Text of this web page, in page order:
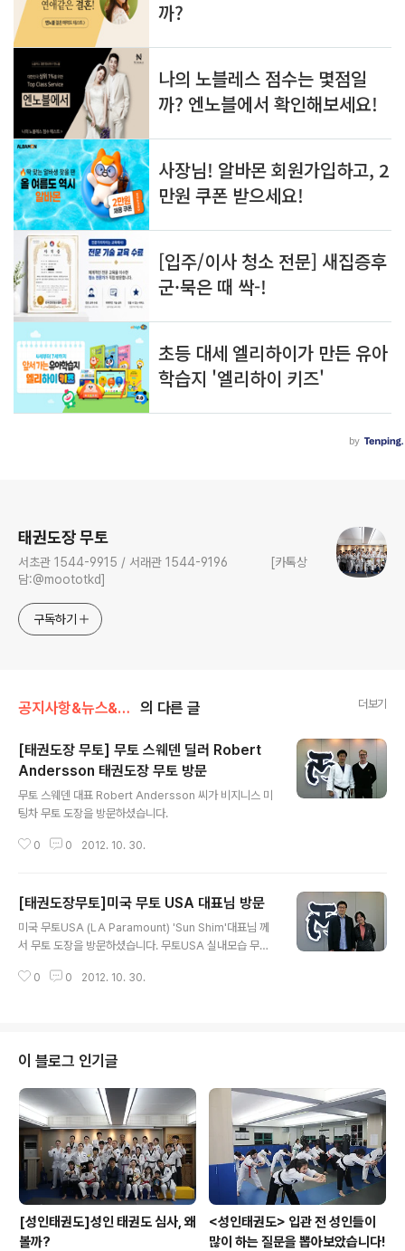
태권도장 무토
서초관 1544-9915 / 서래관 1544-9196 [카톡상
담:@moototkd]
구독하기
공지사항&뉴스&행사/무토에 방문한 손님 의 다른 글 더보기
[태권도장 무토] 무토 스웨덴 딜러 Robert
Andersson 태권도장 무토 방문
무토 스웨덴 대표 Robert Andersson 씨가 비지니스 미
팅차 무토 도장을 방문하셨습니다.
0 0 2012. 10. 30.
[태권도장무토]미국 무토 USA 대표님 방문
미국 무토USA (LA Paramount) 'Sun Shim'대표님 께
서 무토 도장을 방문하셨습니다. 무토USA 실내모습 무토
0 0 2012. 10. 30.
이 블로그 인기글
[성인태권도]성인 태권도 심사, 왜
볼까?
<성인태권도> 입관 전 성인들이
많이 하는 질문을 뽑아보았습니다!